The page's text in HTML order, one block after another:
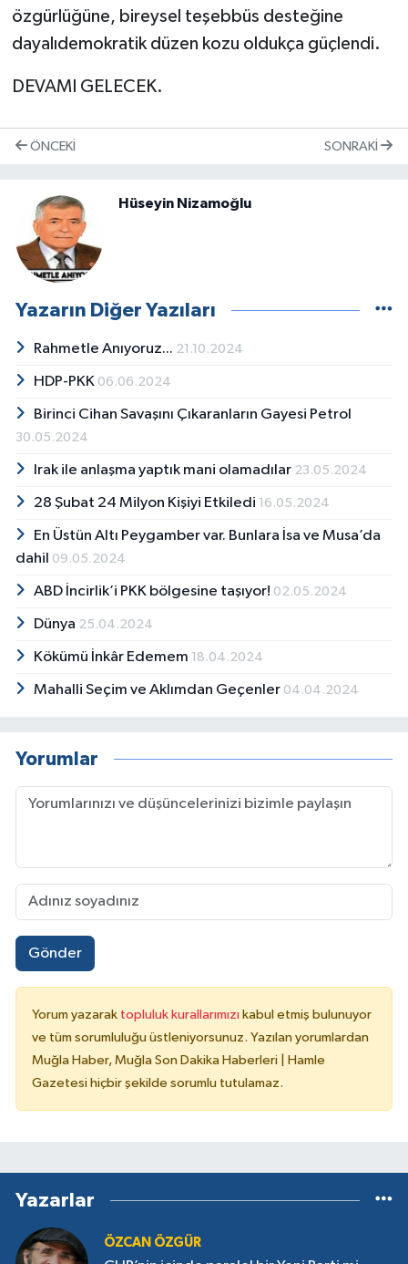
özgürlüğüne, bireysel teşebbüs desteğine
dayalıdemokratik düzen kozu oldukça güçlendi.
DEVAMI GELECEK.
ÖNCEKI SONRAKI
Hüseyin Nizamoğlu
Yazarın Diğer Yazıları
Rahmetle Anıyoruz... 21.10.2024
HDP-PKK 06.06.2024
Birinci Cihan Savaşını Çıkaranların Gayesi Petrol
30.05.2024
Irak ile anlaşma yaptık mani olamadılar 23.05.2024
28 Şubat 24 Milyon Kişiyi Etkiledi 16.05.2024
En Üstün Altı Peygamber var. Bunlara İsa ve Musa’da
dahil 09.05.2024
ABD İncirlik’i PKK bölgesine taşıyor! 02.05.2024
Dünya 25.04.2024
Kökümü İnkâr Edemem 18.04.2024
Mahalli Seçim ve Aklımdan Geçenler 04.04.2024
Yorumlar
Gönder
Yorum yazarak topluluk kurallarımızı kabul etmiş bulunuyor
ve tüm sorumluluğu üstleniyorsunuz. Yazılan yorumlardan
Muğla Haber, Muğla Son Dakika Haberleri | Hamle
Gazetesi hiçbir şekilde sorumlu tutulamaz.
Yazarlar
ÖZCAN ÖZGÜR